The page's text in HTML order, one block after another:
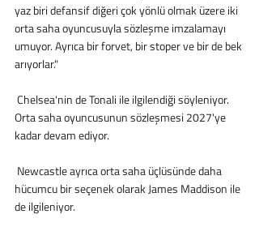
yaz biri defansif diğeri çok yönlü olmak üzere iki
orta saha oyuncusuyla sözleşme imzalamayı
umuyor. Ayrıca bir forvet, bir stoper ve bir de bek
arıyorlar."
Orta saha oyuncusunun sözleşmesi 2027'ye
kadar devam ediyor.
hücumcu bir seçenek olarak James Maddison ile
de ilgileniyor.